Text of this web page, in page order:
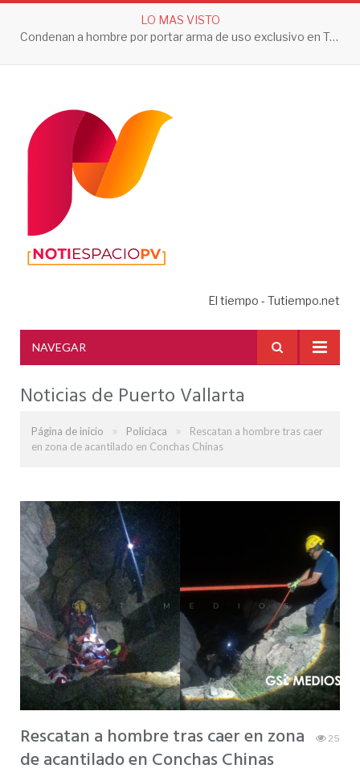
LO MAS VISTO
Condenan a hombre por portar arma de uso exclusivo en Tepic
El tiempo - Tutiempo.net
NAVEGAR
Noticias de Puerto Vallarta
Página de inicio » Policiaca »
Rescatan a hombre tras caer
en zona de acantilado en Conchas Chinas
Rescatan a hombre tras caer en zona
de acantilado en Conchas Chinas
25